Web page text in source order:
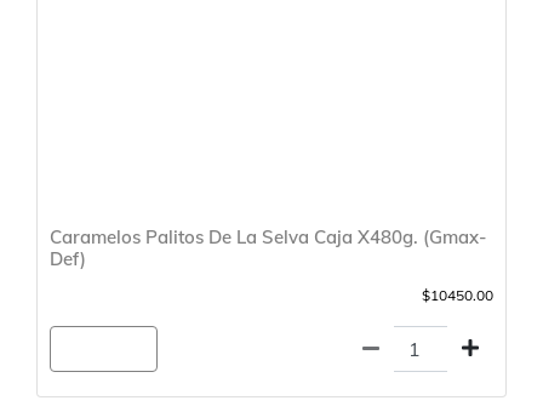
Caramelos Palitos De La Selva Caja X480g. (Gmax-
Def)
$10450.00